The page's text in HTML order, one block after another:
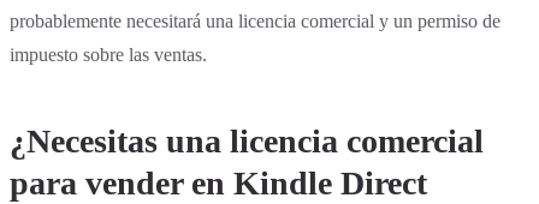
probablemente necesitará una licencia comercial y un permiso de
impuesto sobre las ventas.
¿Necesitas una licencia comercial
para vender en Kindle Direct